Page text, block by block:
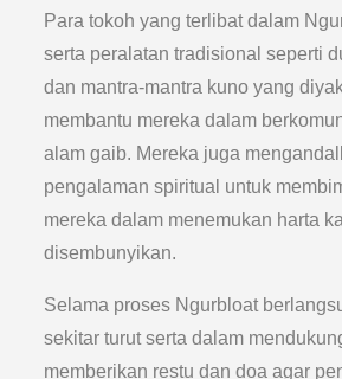
Para tokoh yang terlibat dalam
serta peralatan tradisional seperti
dan mantra-mantra kuno yang
membantu mereka dalam
alam gaib. Mereka juga
pengalaman spiritual untuk
mereka dalam menemukan harta
disembunyikan.
Selama proses Ngurbloat
sekitar turut serta dalam
memberikan restu dan doa agar